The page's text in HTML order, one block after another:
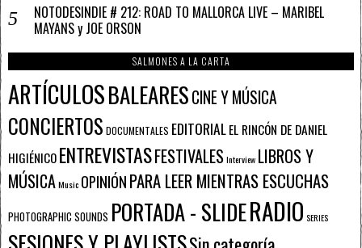
NOTODESINDIE # 212: ROAD TO MALLORCA LIVE – MARIBEL
MAYANS y JOE ORSON
SALMONES A LA CARTA
ARTÍCULOSBALEARESCINE Y MÚSICA
CONCIERTOS DOCUMENTALES EDITORIALEL RINCÓN DE DANIEL
HIGIÉNICOENTREVISTASFESTIVALESInterview LIBROS Y
MÚSICAMusic OPINIÓNPARA LEER MIENTRAS ESCUCHAS
PHOTOGRAPHIC SOUNDS PORTADA - SLIDERADIO SERIES